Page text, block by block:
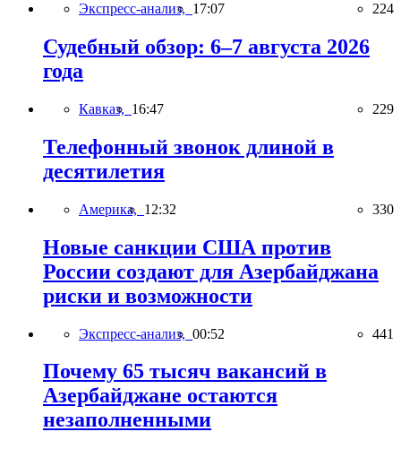
Экспресс-анализ, 17:07 224
Судебный обзор: 6–7 августа 2026
года
Кавказ, 16:47 229
Телефонный звонок длиной в
десятилетия
Америка, 12:32 330
Новые санкции США против
России создают для Азербайджана
риски и возможности
Экспресс-анализ, 00:52 441
Почему 65 тысяч вакансий в
Азербайджане остаются
незаполненными